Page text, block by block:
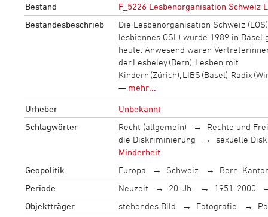
Bestand
F_5226 Lesbenorganisation Schweiz
Bestandesbeschrieb
Die Lesbenorganisation Schweiz
lesbiennes OSL) wurde 1989 in
heute. Anwesend waren
der Lesbeley (Bern), Lesben mit
Kindern (Zürich), LIBS (Basel), Radix
— mehr...
Urheber
Unbekannt
Schlagwörter
Recht (allgemein)
Rechte und
die Diskriminierung
sexuelle
Minderheit
Geopolitik
Europa Schweiz
Bern,
Periode
Neuzeit 20. Jh.
1951-2000
Objektträger
stehendes Bild Fotografie